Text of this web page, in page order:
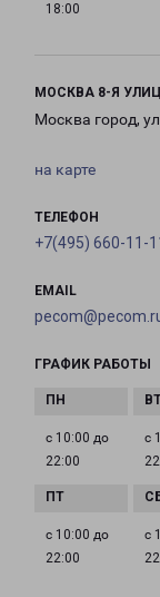
18:00
МОСКВА 8-Я
Москва город,
на карте
ТЕЛЕФОН
+7(495) 660-11-
EMAIL
ГРАФИК РАБОТЫ
с 10:00 до
22:00
с
с 10:00 до
22:00
с